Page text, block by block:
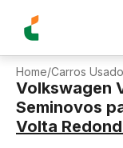
Home/Carros
Volkswagen
Seminovos
Volta